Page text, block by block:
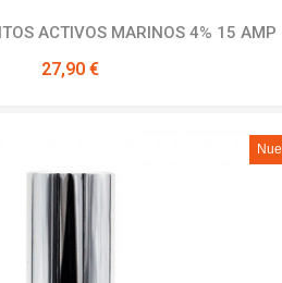
Ver producto
ACTIVOS MARINOS 4% 15 AMP
27,90 €